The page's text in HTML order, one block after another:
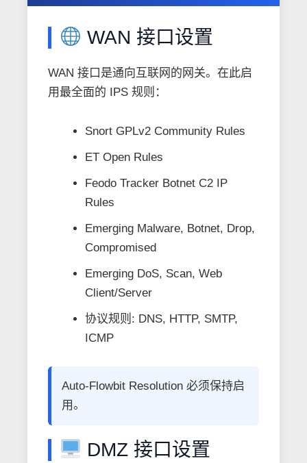
WAN 接口设置
WAN 接口是通向互联网的网关。在此启
用最全面的 IPS 规则：
Snort GPLv2 Community Rules
ET Open Rules
Feodo Tracker Botnet C2 IP
Rules
Emerging Malware, Botnet, Drop,
Compromised
Emerging DoS, Scan, Web
Client/Server
协议规则: DNS, HTTP, SMTP,
ICMP
Auto-Flowbit Resolution 必须保持启
用。
DMZ 接口设置